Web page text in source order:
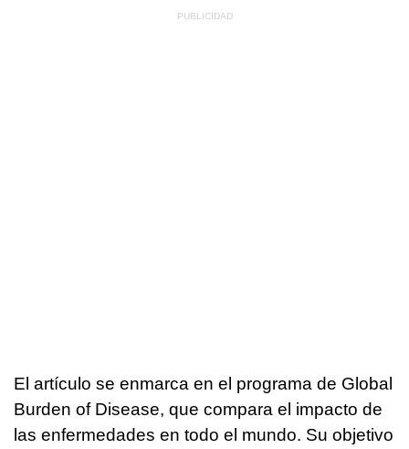
El artículo se enmarca en el programa de Global
Burden of Disease, que compara el impacto de
las enfermedades en todo el mundo. Su objetivo